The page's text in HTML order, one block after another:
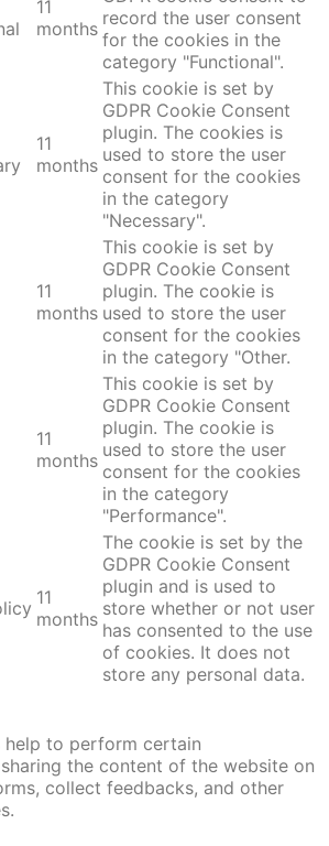
11
months record the user consent
for the cookies in the
category "Functional".
11
months
This cookie is set by
GDPR Cookie Consent
plugin. The cookies is
used to store the user
consent for the cookies
in the category
"Necessary".
11
months
This cookie is set by
GDPR Cookie Consent
plugin. The cookie is
used to store the user
consent for the cookies
in the category "Other.
11
months
This cookie is set by
GDPR Cookie Consent
plugin. The cookie is
used to store the user
consent for the cookies
in the category
"Performance".
11
months
The cookie is set by the
GDPR Cookie Consent
plugin and is used to
store whether or not user
has consented to the use
of cookies. It does not
store any personal data.
help to perform certain
the content of the website on
collect feedbacks, and other